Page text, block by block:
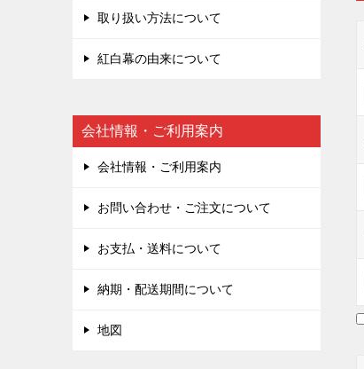
取り扱い方法について
紅白幕の由来について
会社情報・ご利用案内
会社情報・ご利用案内
お問い合わせ・ご注文について
お支払・送料について
納期・配送期間について
地図